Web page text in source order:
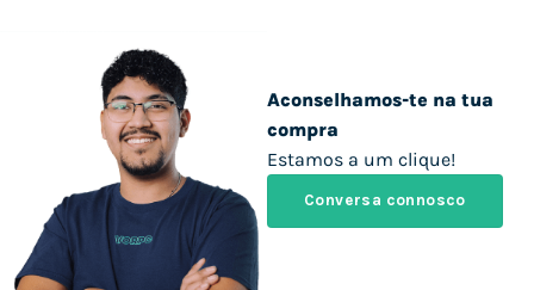
Aconselhamos-te na tua
compra
Estamos a um clique!
Conversa connosco